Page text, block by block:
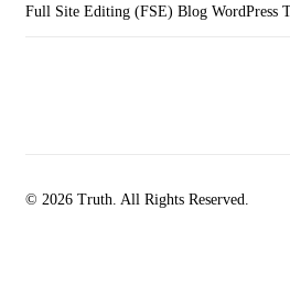
Full Site Editing (FSE) Blog WordPress
© 2026 Truth. All Rights Reserved.